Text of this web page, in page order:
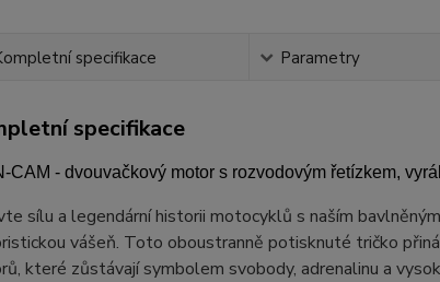
specifikace Parametry
specifikace
CAM - dvouvačkový motor s rozvodovým řetízkem,
sílu a legendární historii motocyklů s naším
vášeň. Toto oboustranně potisknuté tričko
které zůstávají symbolem svobody, adrenalinu a